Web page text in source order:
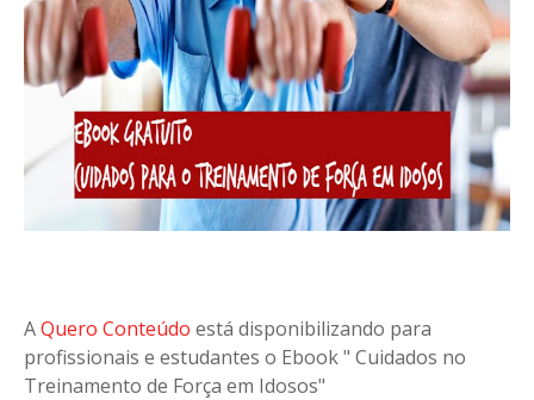
AQuero Conteúdo está disponibilizando para
profissionais e estudantes o Ebook " Cuidados no
Treinamento de Força em Idosos"